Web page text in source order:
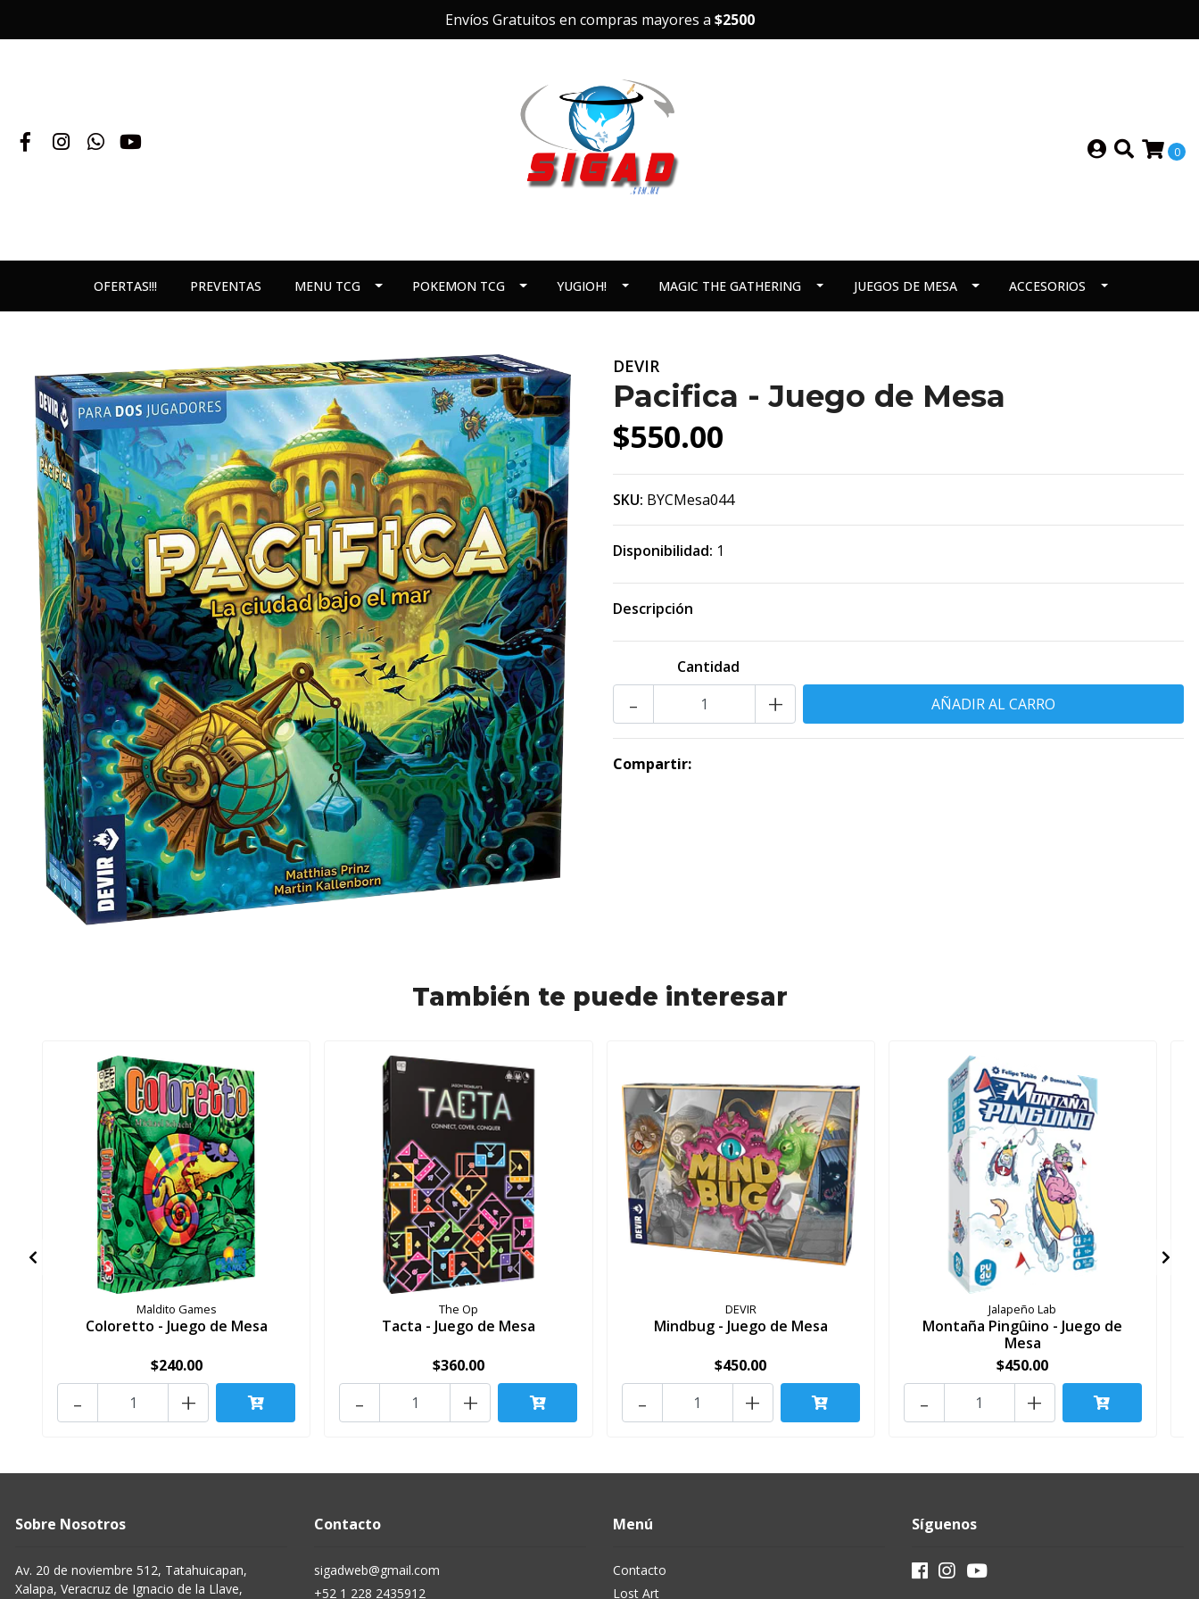
Envíos Gratuitos en compras mayores a $2500
0
OFERTAS!!! PREVENTAS MENU TCG POKEMON TCG YUGIOH! MAGIC THE GATHERING JUEGOS DE MESA ACCESORIOS
DEVIR
Pacifica - Juego de Mesa
$550.00
SKU: BYCMesa044
Disponibilidad: 1
Descripción
Cantidad
+
-
Compartir:
También te puede interesar
Maldito Games
Coloretto - Juego de Mesa
$240.00
+
-
The Op
Tacta - Juego de Mesa
$360.00
+
-
DEVIR
Mindbug - Juego de Mesa
$450.00
+
-
Jalapeño Lab
Montaña Pingûino - Juego de
Mesa
$450.00
+
-
Sobre Nosotros
Av. 20 de noviembre 512, Tatahuicapan,
Xalapa, Veracruz de Ignacio de la Llave,
Contacto
sigadweb@gmail.com
+52 1 228 2435912
Menú
Contacto
Lost Art
Síguenos